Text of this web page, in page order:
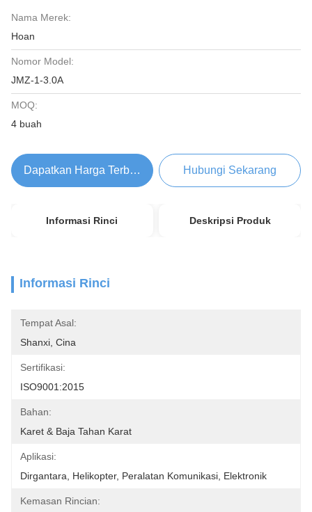
Nama Merek:
Hoan
Nomor Model:
JMZ-1-3.0A
MOQ:
4 buah
Dapatkan Harga Terbaik Hubungi Sekarang
Informasi Rinci Deskripsi Produk
Informasi Rinci
Tempat Asal:
Shanxi, Cina
Sertifikasi:
ISO9001:2015
Bahan:
Karet & Baja Tahan Karat
Aplikasi:
Dirgantara, Helikopter, Peralatan Komunikasi, Elektronik
Kemasan Rincian: